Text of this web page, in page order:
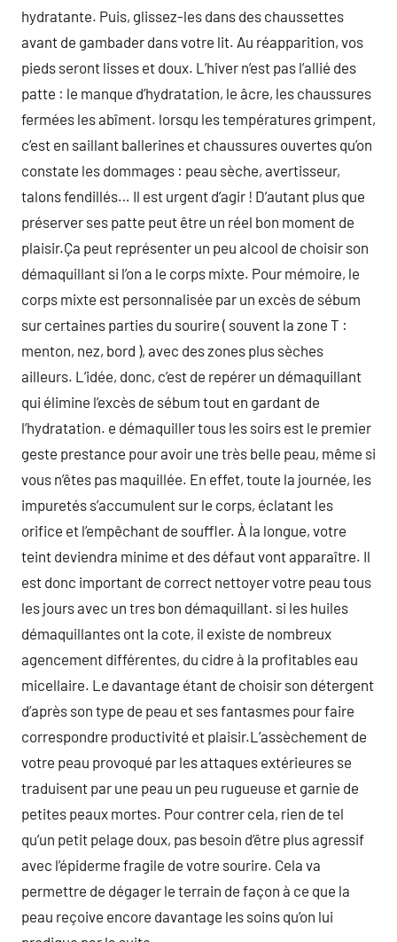
hydratante. Puis, glissez-les dans des chaussettes
avant de gambader dans votre lit. Au réapparition, vos
pieds seront lisses et doux. L’hiver n’est pas l’allié des
patte : le manque d’hydratation, le âcre, les chaussures
fermées les abîment. lorsqu les températures grimpent,
c’est en saillant ballerines et chaussures ouvertes qu’on
constate les dommages : peau sèche, avertisseur,
talons fendillés… Il est urgent d’agir ! D’autant plus que
préserver ses patte peut être un réel bon moment de
plaisir.Ça peut représenter un peu alcool de choisir son
démaquillant si l’on a le corps mixte. Pour mémoire, le
corps mixte est personnalisée par un excès de sébum
sur certaines parties du sourire ( souvent la zone T :
menton, nez, bord ), avec des zones plus sèches
ailleurs. L’idée, donc, c’est de repérer un démaquillant
qui élimine l’excès de sébum tout en gardant de
l’hydratation. e démaquiller tous les soirs est le premier
geste prestance pour avoir une très belle peau, même si
vous n’êtes pas maquillée. En effet, toute la journée, les
impuretés s’accumulent sur le corps, éclatant les
orifice et l’empêchant de souffler. À la longue, votre
teint deviendra minime et des défaut vont apparaître. Il
est donc important de correct nettoyer votre peau tous
les jours avec un tres bon démaquillant. si les huiles
démaquillantes ont la cote, il existe de nombreux
agencement différentes, du cidre à la profitables eau
micellaire. Le davantage étant de choisir son détergent
d’après son type de peau et ses fantasmes pour faire
correspondre productivité et plaisir.L’assèchement de
votre peau provoqué par les attaques extérieures se
traduisent par une peau un peu rugueuse et garnie de
petites peaux mortes. Pour contrer cela, rien de tel
qu’un petit pelage doux, pas besoin d’être plus agressif
avec l’épiderme fragile de votre sourire. Cela va
permettre de dégager le terrain de façon à ce que la
peau reçoive encore davantage les soins qu’on lui